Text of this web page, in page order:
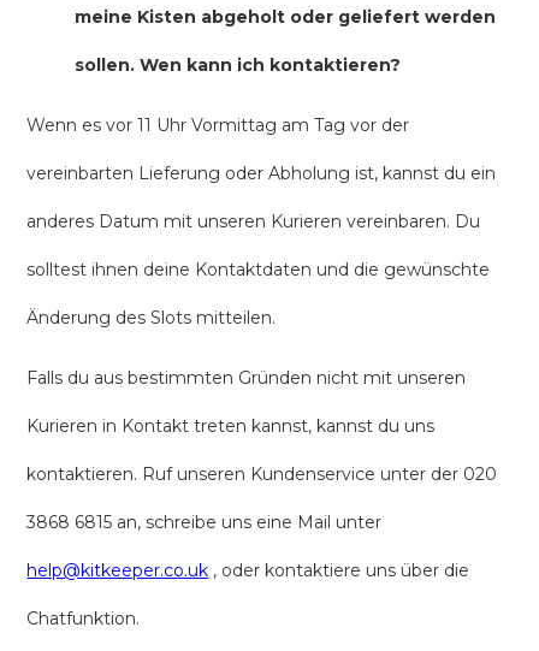
meine Kisten abgeholt oder geliefert werden
sollen. Wen kann ich kontaktieren?
Wenn es vor 11 Uhr Vormittag am Tag vor der
vereinbarten Lieferung oder Abholung ist, kannst du ein
anderes Datum mit unseren Kurieren vereinbaren. Du
solltest ihnen deine Kontaktdaten und die gewünschte
Änderung des Slots mitteilen.
Falls du aus bestimmten Gründen nicht mit unseren
Kurieren in Kontakt treten kannst, kannst du uns
kontaktieren. Ruf unseren Kundenservice unter der 020
3868 6815 an, schreibe uns eine Mail unter
help@kitkeeper.co.uk , oder kontaktiere uns über die
Chatfunktion.